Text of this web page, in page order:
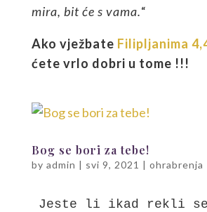
mira, bit će s vama.“
Ako vježbate Filipljanima
ćete vrlo dobri u tome !!!
Bog se bori za tebe!
by admin | svi 9, 2021 | ohrabrenja
Jeste li ikad rekli